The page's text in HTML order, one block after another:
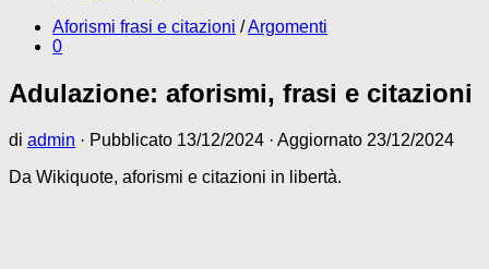
Aforismi frasi e citazioni /Argomenti
0
Adulazione: aforismi, frasi e citazioni
di admin · Pubblicato 13/12/2024 · Aggiornato 23/12/2024
Da Wikiquote, aforismi e citazioni in libertà.